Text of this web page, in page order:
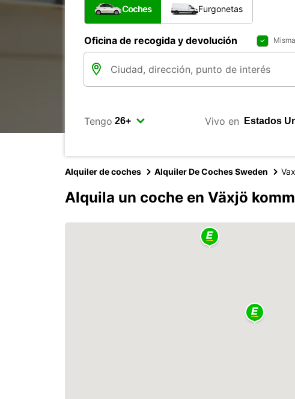
Coches Furgonetas
Oficina de recogida y devolución
Tengo Vivo en
Alquiler de coches Alquiler De Coches Sweden
Alquila un coche en Växjö